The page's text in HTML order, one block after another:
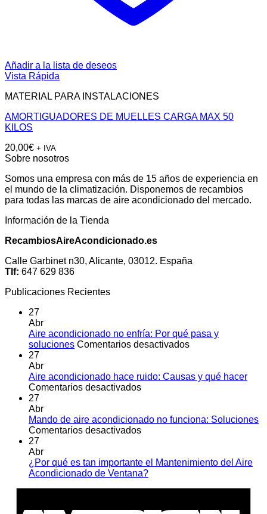
Añadir a la lista de deseos
Vista Rápida
MATERIAL PARA INSTALACIONES
AMORTIGUADORES DE MUELLES CARGA MAX 50
KILOS
20,00€ + IVA
Sobre nosotros
Somos una empresa con más de 15 años de experiencia en
el mundo de la climatización. Disponemos de recambios
para todas las marcas de aire acondicionado del mercado.
Información de la Tienda
RecambiosAireAcondicionado.es
Calle Garbinet n30, Alicante, 03012. España
Tlf: 647 629 836
Publicaciones Recientes
27
Abr
Aire acondicionado no enfría: Por qué pasa y
soluciones Comentarios desactivadosen
no
pasa
27
Abr
Aire acondicionado hace ruido: Causas y qué hacer
Comentarios desactivadosen
hace
ruido:
qué
hacer
27
Abr
Mando de aire acondicionado no funciona: Soluciones
Comentarios desactivadosen
aire
acondicionado
27
Abr
¿Por qué es tan importante el Mantenimiento del Aire
Acondicionado de Ventana?No